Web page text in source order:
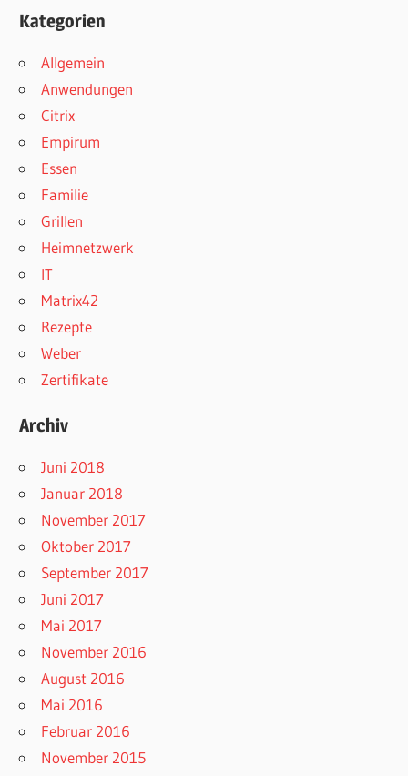
Kategorien
Allgemein
Anwendungen
Citrix
Empirum
Essen
Familie
Grillen
Heimnetzwerk
IT
Matrix42
Rezepte
Weber
Zertifikate
Archiv
Juni 2018
Januar 2018
November 2017
Oktober 2017
September 2017
Juni 2017
Mai 2017
November 2016
August 2016
Mai 2016
Februar 2016
November 2015